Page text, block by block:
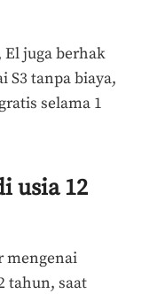
El juga berhak
S3 tanpa biaya,
selama 1
usia 12
mengenai
tahun, saat